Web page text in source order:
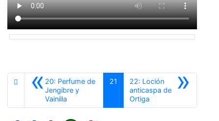
«20: Perfume de
Jengibre y
Vainilla
21 »
22: Loción
anticaspa de
OrtigaSiguiente